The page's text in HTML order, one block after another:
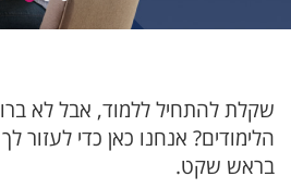
שקלת להתחיל ללמוד, אבל לא
הלימודים? אנחנו כאן כדי לעזור
בראש שקט.